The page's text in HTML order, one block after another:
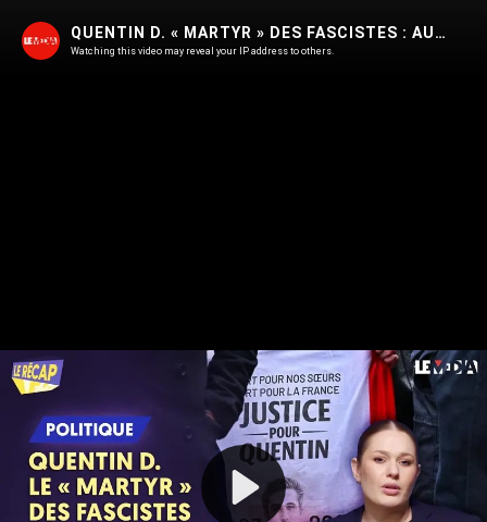
Play
Video
QUENTIN D. « MARTYR » DES FASCISTES : AUTOPSIE D'UNE RÉCUPARATION
Watching this video may reveal your IP address to others.